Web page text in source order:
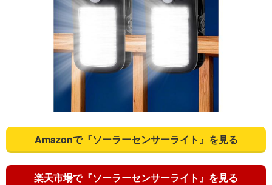
Amazonで『ソーラーセンサーライト』を見る
楽天市場で『ソーラーセンサーライト』を見る